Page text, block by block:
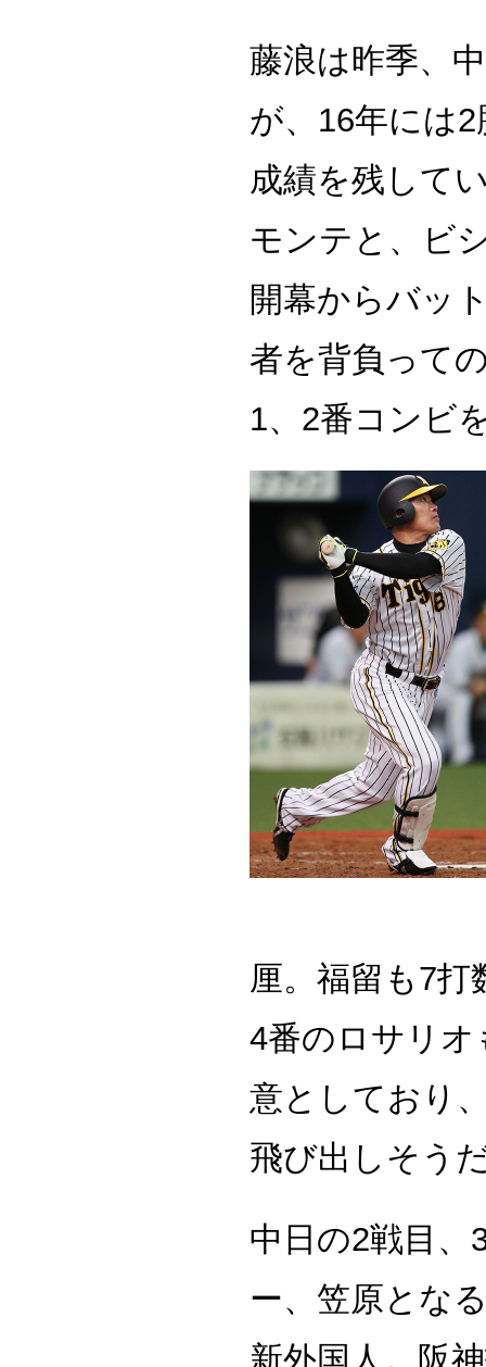
藤浪は昨季、
が、16年には
成績を残して
モンテと、ビ
開幕からバッ
者を背負って
1、2番コンビ
厘。福留も7打
4番のロサリ
意としており
飛び出しそう
中日の2戦目、
ー、笠原とな
新外国人。阪